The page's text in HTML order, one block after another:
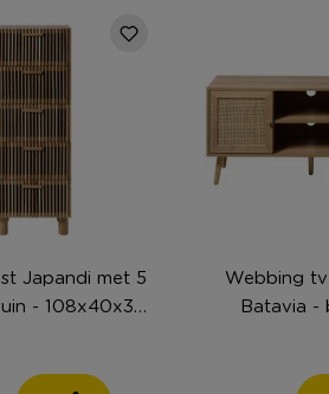
Japandi met 5
- 108x40x31
Webbing
Batavia -